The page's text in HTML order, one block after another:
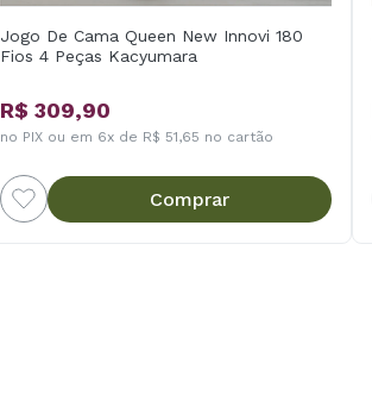
Jogo De Cama Queen New Innovi 180
Fios 4 Peças Kacyumara
R$ 309,90
no PIX ou em 6x de R$ 51,65 no cartão
Comprar